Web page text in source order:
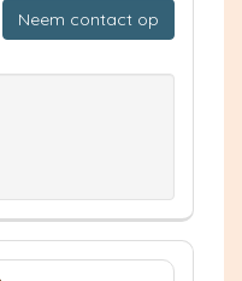
Neem contact op